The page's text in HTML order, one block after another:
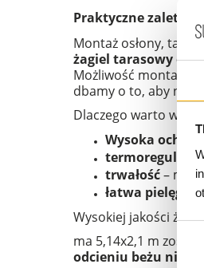
Praktyczne zalety i
Montaż osłony,
żagiel tarasowy
Możliwość montażu
dbamy o to, aby
Dlaczego warto
Wysoka ochrona
trwałość–
łatwa
Wysokiej jakości
ma 5,14x2,1 m
odcieniu beżu nie